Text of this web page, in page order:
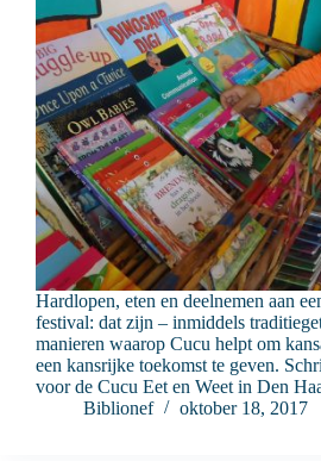
Hardlopen, eten en deelnemen aan
festival: dat zijn – inmiddels
manieren waarop Cucu helpt om
een kansrijke toekomst te geven.
voor de Cucu Eet en Weet in Den
Biblionef
oktober 18, 2017